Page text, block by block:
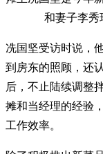
和妻子李秀
冼国坚受访时说，
到房东的照顾，还
后，不止陆续调整
摊和当经理的经验
工作效率。